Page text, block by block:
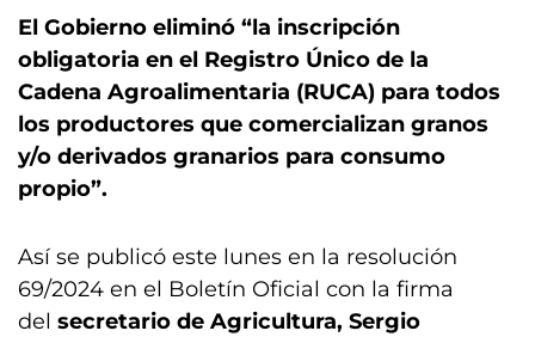
El Gobierno eliminó “la inscripción
obligatoria en el Registro Único de la
Cadena Agroalimentaria (RUCA) para todos
los productores que comercializan granos
y/o derivados granarios para consumo
propio”.
Así se publicó este lunes en la resolución
69/2024 en el Boletín Oficial con la firma
del secretario de Agricultura, Sergio